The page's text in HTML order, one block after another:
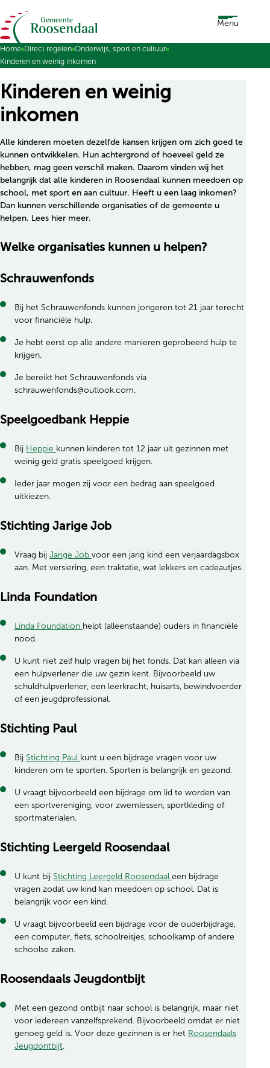
Ga naar de inhoud Menu
Home Direct regelen Onderwijs, sport en cultuur
Kinderen en weinig inkomen
Kinderen en weinig
inkomen
Alle kinderen moeten dezelfde kansen krijgen om zich goed te
kunnen ontwikkelen. Hun achtergrond of hoeveel geld ze
hebben, mag geen verschil maken. Daarom vinden wij het
belangrijk dat alle kinderen in Roosendaal kunnen meedoen op
school, met sport en aan cultuur. Heeft u een laag inkomen?
Dan kunnen verschillende organisaties of de gemeente u
helpen. Lees hier meer.
Welke organisaties kunnen u helpen?
Schrauwenfonds
Bij het Schrauwenfonds kunnen jongeren tot 21 jaar terecht
voor financiële hulp.
Je hebt eerst op alle andere manieren geprobeerd hulp te
krijgen.
Je bereikt het Schrauwenfonds via
schrauwenfonds@outlook.com.
Speelgoedbank Heppie
Bij Heppie kunnen kinderen tot 12 jaar uit gezinnen met
weinig geld gratis speelgoed krijgen.
Ieder jaar mogen zij voor een bedrag aan speelgoed
uitkiezen.
Stichting Jarige Job
Vraag bij Jarige Job voor een jarig kind een verjaardagsbox
aan. Met versiering, een traktatie, wat lekkers en cadeautjes.
Linda Foundation
Linda Foundation helpt (alleenstaande) ouders in financiële
nood.
U kunt niet zelf hulp vragen bij het fonds. Dat kan alleen via
een hulpverlener die uw gezin kent. Bijvoorbeeld uw
schuldhulpverlener, een leerkracht, huisarts, bewindvoerder
of een jeugdprofessional.
Stichting Paul
Bij Stichting Paul kunt u een bijdrage vragen voor uw
kinderen om te sporten. Sporten is belangrijk en gezond.
U vraagt bijvoorbeeld een bijdrage om lid te worden van
een sportvereniging, voor zwemlessen, sportkleding of
sportmaterialen.
Stichting Leergeld Roosendaal
U kunt bij Stichting Leergeld Roosendaal een bijdrage
vragen zodat uw kind kan meedoen op school. Dat is
belangrijk voor een kind.
U vraagt bijvoorbeeld een bijdrage voor de ouderbijdrage,
een computer, fiets, schoolreisjes, schoolkamp of andere
schoolse zaken.
Roosendaals Jeugdontbijt
Met een gezond ontbijt naar school is belangrijk, maar niet
voor iedereen vanzelfsprekend. Bijvoorbeeld omdat er niet
genoeg geld is. Voor deze gezinnen is er het Roosendaals
Jeugdontbijt.